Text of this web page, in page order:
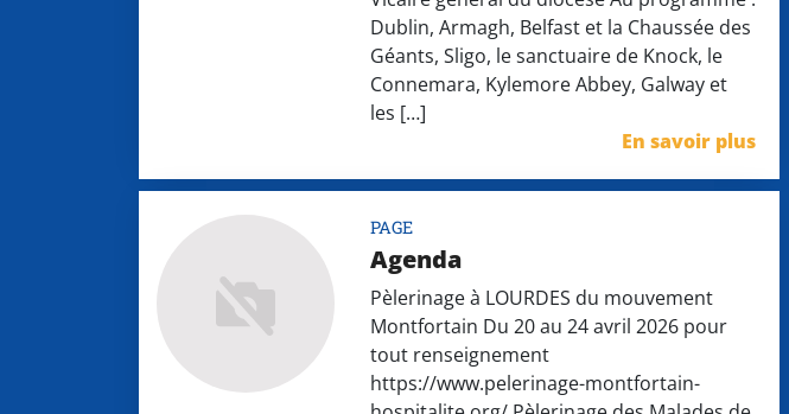
Dublin, Armagh, Belfast et la Chaussée des
Géants, Sligo, le sanctuaire de Knock, le
Connemara, Kylemore Abbey, Galway et
les […]
En savoir plus
PAGE
Agenda
Pèlerinage à LOURDES du mouvement
Montfortain Du 20 au 24 avril 2026 pour
tout renseignement
https://www.pelerinage-montfortain-